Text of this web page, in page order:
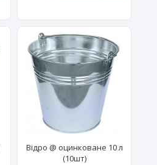
Відро @ оцинковане 10 л
(10шт)